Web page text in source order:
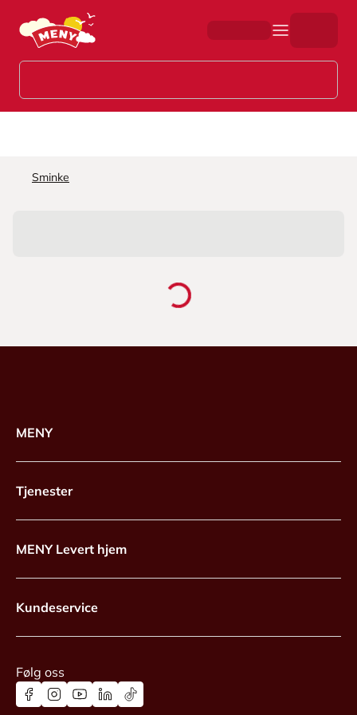
Hopp til hovedinnhold
Sminke
MENY
Tjenester
MENY Levert hjem
Kundeservice
Følg oss